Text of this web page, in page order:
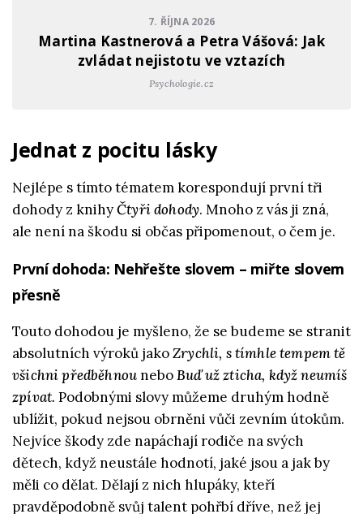
7. ŘÍJNA 2026
Martina Kastnerová a Petra Vášová: Jak
zvládat nejistotu ve vztazích
Psychologie.cz
Jednat z pocitu lásky
Nejlépe s tímto tématem korespondují první tři
dohody z knihyČtyři dohody. Mnoho z vás ji zná,
ale není na škodu si občas připomenout, o čem je.
První dohoda: Nehřešte slovem – miřte slovem
přesně
Touto dohodou je myšleno, že se budeme se stranit
absolutních výroků jakoZrychli, s tímhle tempem tě
všichni předběhnouneboBuď už zticha, když neumíš
zpívat. Podobnými slovy můžeme druhým hodně
ublížit, pokud nejsou obrněni vůči zevním útokům.
Nejvíce škody zde napáchají rodiče na svých
dětech, když neustále hodnotí, jaké jsou a jak by
měli co dělat. Dělají z nich hlupáky, kteří
pravděpodobně svůj talent pohřbí dříve, než jej